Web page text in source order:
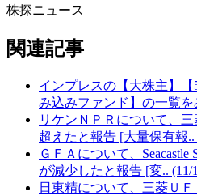
株探ニュース
関連記事
インプレスの【大株主】
み込みファンド】の一覧を
リケンＮＰＲについて、
超えたと報告 [大量保有報..
ＧＦＡについて、Seacastle
が減少したと報告 [変.. (11/
日東精について、三菱Ｕ